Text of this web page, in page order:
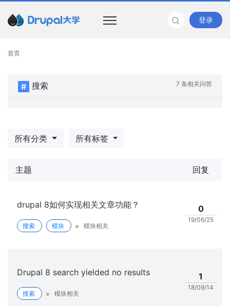
登录
首页
搜索 7 条相关问答
所有分类 所有标签
主题 回复
drupal 8如何实现相关文章功能？
搜索 模块 模块相关
0
19/06/25
Drupal 8 search yielded no results
搜索 模块相关
1
18/09/14